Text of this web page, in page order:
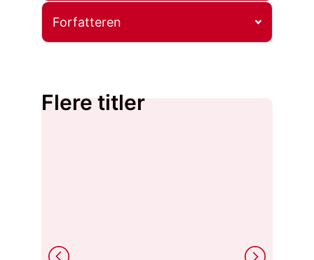
Forfatteren
Flere titler